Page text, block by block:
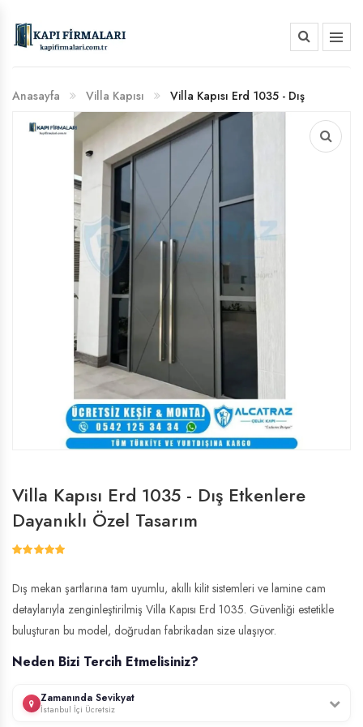
BANKA HESAP NUMARALARIMIZ
Anasayfa Villa Kapısı
Etkenlere Dayanıklı Özel Tasarım
Villa Kapısı Erd 1035 - Dış Etkenlere
Dayanıklı Özel Tasarım
Dış mekan şartlarına tam uyumlu, akıllı kilit sistemleri ve lamine cam
detaylarıyla zenginleştirilmiş Villa Kapısı Erd 1035. Güvenliği estetikle
buluşturan bu model, doğrudan fabrikadan size ulaşıyor.
Neden Bizi Tercih Etmelisiniz?
Zamanında Sevikyat
İstanbul İçi Ücretsiz